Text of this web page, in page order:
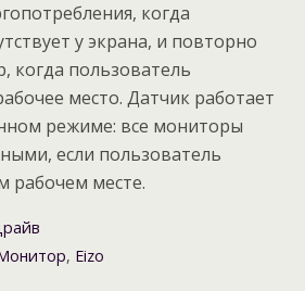
когда
у экрана, и повторно
когда пользователь
место. Датчик работает
режиме: все мониторы
если пользователь
рабочем месте.
, Eizo